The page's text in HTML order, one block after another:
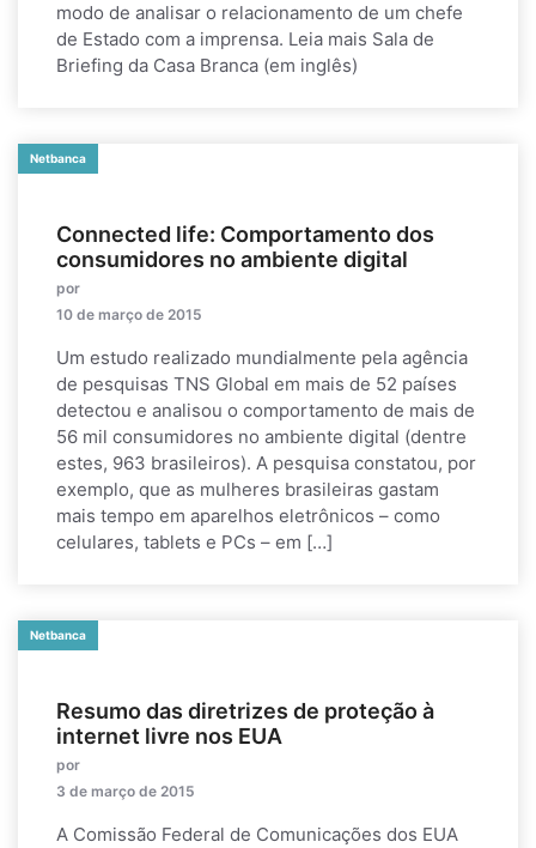
modo de analisar o relacionamento de um chefe
de Estado com a imprensa. Leia mais Sala de
Briefing da Casa Branca (em inglês)
Netbanca
Connected life: Comportamento dos
consumidores no ambiente digital
por
10 de março de 2015
Um estudo realizado mundialmente pela agência
de pesquisas TNS Global em mais de 52 países
detectou e analisou o comportamento de mais de
56 mil consumidores no ambiente digital (dentre
estes, 963 brasileiros). A pesquisa constatou, por
exemplo, que as mulheres brasileiras gastam
mais tempo em aparelhos eletrônicos – como
celulares, tablets e PCs – em […]
Netbanca
Resumo das diretrizes de proteção à
internet livre nos EUA
por
3 de março de 2015
A Comissão Federal de Comunicações dos EUA